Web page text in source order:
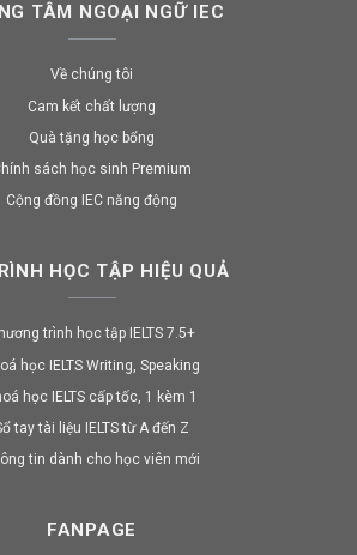
TÂM NGOẠI NGỮ IEC
Về chúng tôi
Cam kết chất lượng
Quà tặng học bổng
sách học sinh Premium
Cộng đồng IEC năng động
HỌC TẬP HIỆU QUẢ
trình học tập IELTS 7.5+
học IELTS Writing, Speaking
học IELTS cấp tốc, 1 kèm 1
tay tài liệu IELTS từ A đến Z
tin dành cho học viên mới
FANPAGE